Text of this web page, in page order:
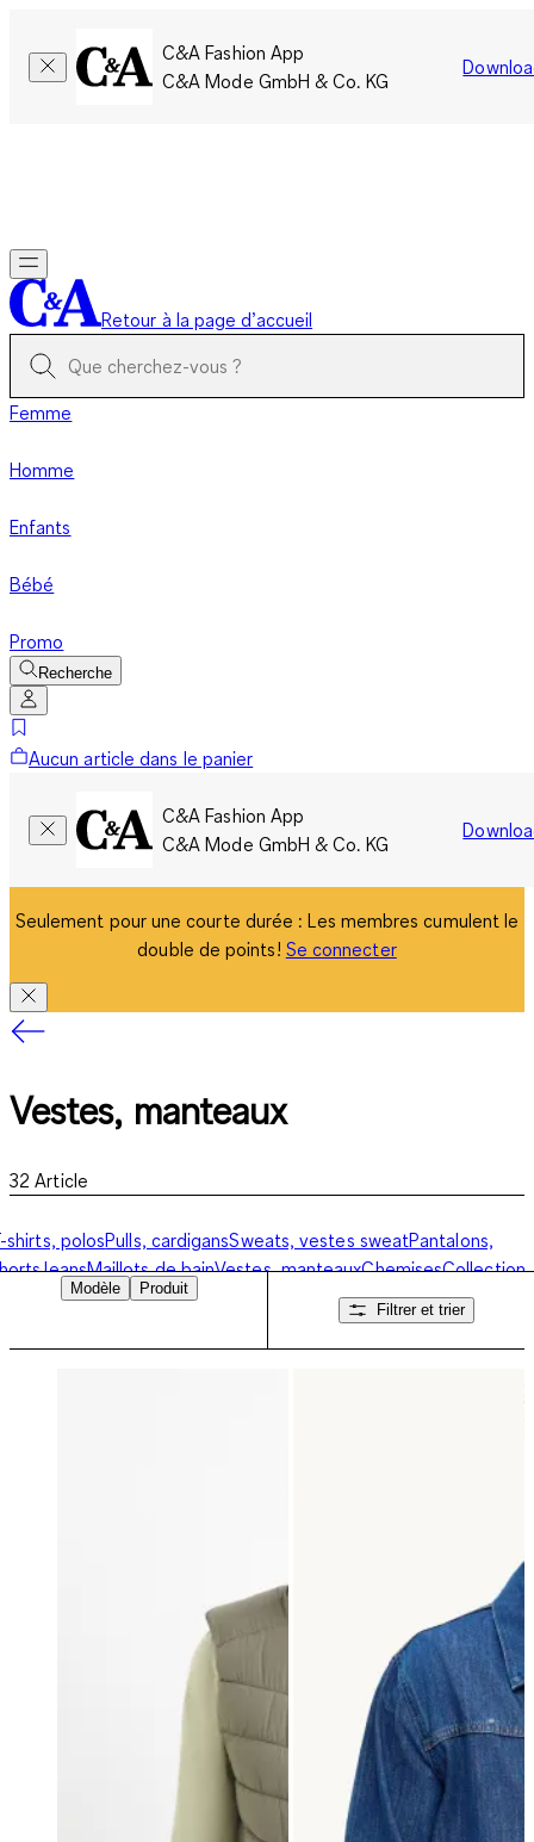
C&A Fashion App
C&A Mode GmbH & Co. KG
Retour à la page d’accueil
Femme
Homme
Enfants
Bébé
Promo
Recherche
Aucun article dans le panier
C&A Fashion App
C&A Mode GmbH & Co. KG
Seulement pour une courte durée : Les membres cumulent le
double de points! Se connecter
Vestes, manteaux
32 Article
shirts, polosPulls, cardigansSweats, vestes sweatPantalons,
JeansMaillots de bainVestes, manteauxChemisesCollection
ChausettesSous-vêtements, pyjamas
Modèle
Produit
Filtrer et trier